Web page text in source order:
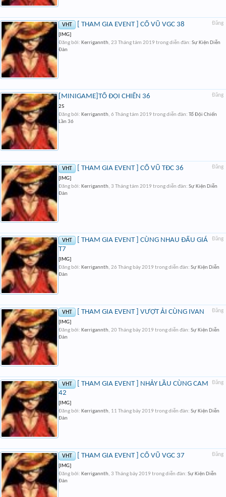
Đăng
VHT [ THAM GIA EVENT ] CỔ VŨ VGC 38
[IMG]
Đăng bởi: Kerrigannth, 23 Tháng tám 2019 trong diễn đàn: Sự Kiện Diễn
Đàn
Đăng
[MINIGAME]TỔ ĐỘI CHIẾN 36
25
Đăng bởi: Kerrigannth, 6 Tháng tám 2019 trong diễn đàn: Tổ Đội Chiến
Lần 36
Đăng
VHT [ THAM GIA EVENT ] CỔ VŨ TĐC 36
[IMG]
Đăng bởi: Kerrigannth, 3 Tháng tám 2019 trong diễn đàn: Sự Kiện Diễn
Đàn
Đăng
VHT
[ THAM GIA EVENT ] CÙNG NHAU ĐẤU GIÁ
T7
[IMG]
Đăng bởi: Kerrigannth, 26 Tháng bảy 2019 trong diễn đàn: Sự Kiện Diễn
Đàn
Đăng
VHT [ THAM GIA EVENT ] VƯỢT ẢI CÙNG IVAN
[IMG]
Đăng bởi: Kerrigannth, 20 Tháng bảy 2019 trong diễn đàn: Sự Kiện Diễn
Đàn
Đăng
VHT
[ THAM GIA EVENT ] NHẢY LẦU CÙNG CAM
42
[IMG]
Đăng bởi: Kerrigannth, 11 Tháng bảy 2019 trong diễn đàn: Sự Kiện Diễn
Đàn
Đăng
VHT [ THAM GIA EVENT ] CỔ VŨ VGC 37
[IMG]
Đăng bởi: Kerrigannth, 3 Tháng bảy 2019 trong diễn đàn: Sự Kiện Diễn
Đàn